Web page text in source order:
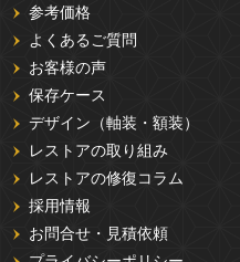
参考価格
よくあるご質問
お客様の声
保存ケース
デザイン（軸装・額装）
レストアの取り組み
レストアの修復コラム
採用情報
お問合せ・見積依頼